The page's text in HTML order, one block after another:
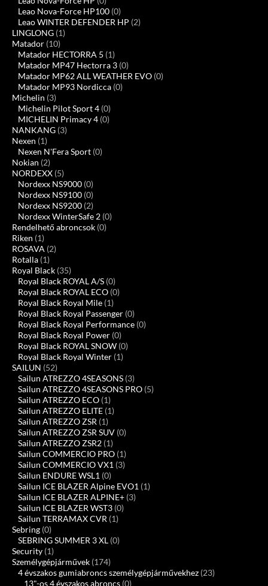
Leao Nova-Force HP100 (0)
Leao WINTER DEFENDER HP (2)
LINGLONG (1)
Matador (10)
Matador HECTORRA 5 (1)
Matador MP47 Hectorra 3 (0)
Matador MP62 ALL WEATHER EVO (0)
Matador MP93 Nordicca (0)
Michelin (3)
Michelin Pilot Sport 4 (0)
MICHELIN Primacy 4 (0)
NANKANG (3)
Nexen (1)
Nexen N'Fera Sport (0)
Nokian (2)
NORDEXX (5)
Nordexx NS9000 (0)
Nordexx NS9100 (0)
Nordexx NS9200 (2)
Nordexx WinterSafe 2 (0)
Rendelhető abroncsok (0)
Riken (1)
ROSAVA (2)
Rotalla (1)
Royal Black (35)
Royal Black ROYAL A/S (0)
Royal Black ROYAL ECO (0)
Royal Black Royal Mile (1)
Royal Black Royal Passenger (0)
Royal Black Royal Performance (0)
Royal Black Royal Power (0)
Royal Black ROYAL SNOW (0)
Royal Black Royal Winter (1)
SAILUN (52)
Sailun ATREZZO 4SEASONS (3)
Sailun ATREZZO 4SEASONS PRO (5)
Sailun ATREZZO ECO (1)
Sailun ATREZZO ELITE (1)
Sailun ATREZZO ZSR (1)
Sailun ATREZZO ZSR SUV (0)
Sailun ATREZZO ZSR2 (1)
Sailun COMMERCIO PRO (1)
Sailun COMMERCIO VX1 (3)
Sailun ENDURE WSL1 (0)
Sailun ICE BLAZER Alpine EVO1 (1)
Sailun ICE BLAZER ALPINE+ (3)
Sailun ICE BLAZER WST3 (0)
Sailun TERRAMAX CVR (1)
Sebring (0)
SEBRING SUMMER 3 XL (0)
Security (1)
Személygépjárművek (174)
4 évszakos gumiabroncs személygépjárművekhez (23)
13"-os 4 évszakos abroncs (0)